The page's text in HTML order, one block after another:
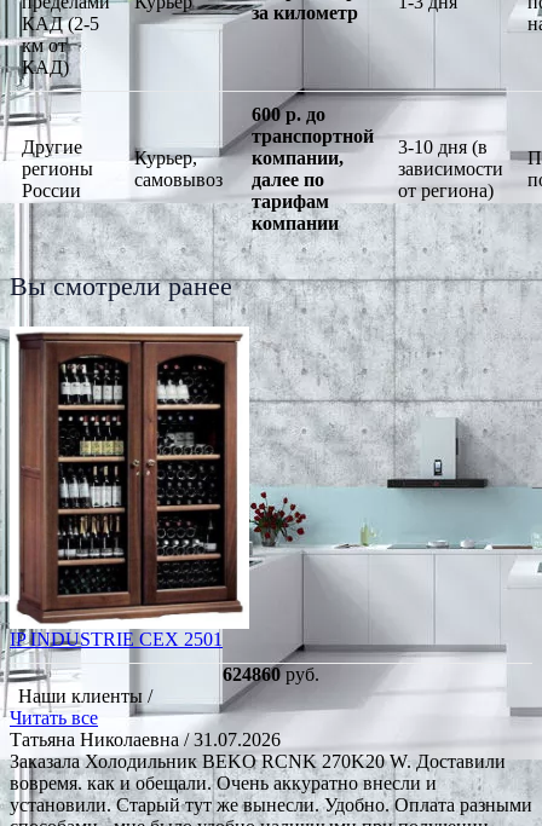
КАД (2-5
км от
КАД)
за километр
Другие
регионы
России
Курьер,
самовывоз
600 р. до
транспортной
компании,
далее по
тарифам
компании
3-10 дня (в
зависимости
от региона)
Вы смотрели ранее
IP INDUSTRIE CEX 2501
624860 руб.
Наши клиенты /
Читать все
Татьяна Николаевна/ 31.07.2026
Заказала Холодильник BEKO RCNK 270K20 W. Доставили
вовремя. как и обещали. Очень аккуратно внесли и
установили. Старый тут же вынесли. Удобно. Оплата разными